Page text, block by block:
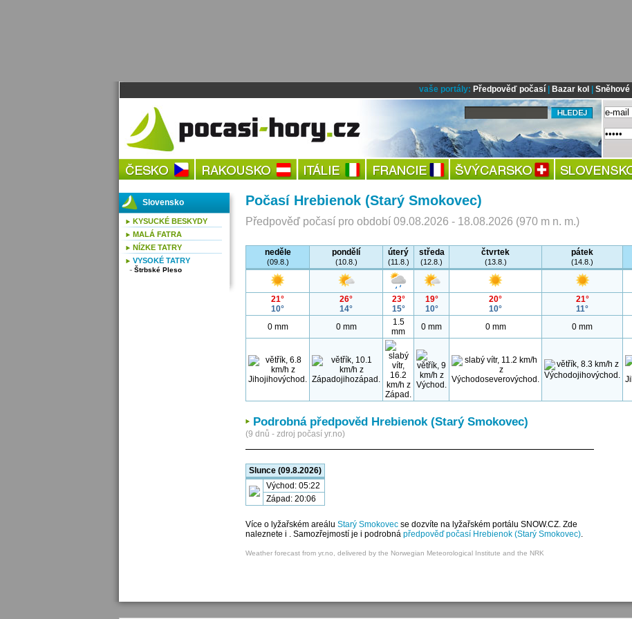
vaše portály: Předpověď počasí| Bazar kol
Počasí Hrebienok (Starý Smokovec)
Předpověď počasí pro období 09.08.2026 - 18.08.2026 (970 m n. m.)
neděle
(09.8.)
pondělí
(10.8.)
úterý
(11.8.)
středa
(12.8.)
čtvrtek
(13.8.)
pátek
(14.8.)
21°
10°
26°
14°
23°
15°
19°
10°
20°
10°
21°
11°
0 mm
0 mm
1.5
mm
0 mm 0 mm 0 mm
Podrobná předpověd Hrebienok (Starý Smokovec)
(9 dnů - zdroj počasí yr.no)
Slunce (09.8.2026)
Východ: 05:22
Západ: 20:06
Více o lyžařském areálu Starý Smokovec se dozvíte na lyžařském portálu SNOW.CZ. Zde
naleznete i . Samozřejmostí je i podrobná předpověď počasí Hrebienok (Starý Smokovec).
Weather forecast from yr.no, delivered by the Norwegian Meteorological Institute and the NRK
Slovensko
KYSUCKÉ BESKYDY
MALÁ FATRA
NÍZKE TATRY
VYSOKÉ TATRY
Štrbské Pleso